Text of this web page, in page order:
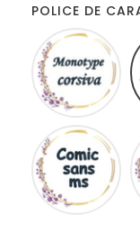
POLICE DE
ms